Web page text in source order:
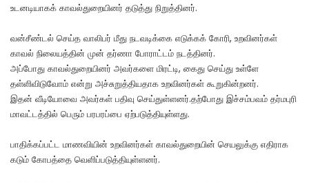
உடனடியாகக் காவல்துறையினர் தடுத்து நிறுத்தினர்.
வன்சீண்டல் செய்த வாலிபர் மீது நடவடிக்கை எடுக்கக் கோரி, உறவினர்கள்
காவல் நிலையத்தின் முன் தர்ணா போராட்டம் நடத்தினர்.
அப்போது காவல்துறையினர் அவர்களை மிரட்டி, கைது செய்து உள்ளே
தள்ளிவிடுவோம் என்று அச்சுறுத்தியதாக உறவினர்கள் கூறுகின்றனர்.
இதன் வீடியோவை அவர்கள் பதிவு செய்துள்ளனர்.தற்போது இச்சம்பவம் தர்மபுரி
மாவட்டத்தில் பெரும் பரபரப்பை ஏற்படுத்தியுள்ளது.
பாதிக்கப்பட்ட மாணவியின் உறவினர்கள் காவல்துறையின் செயலுக்கு எதிராக
கடும் கோபத்தை வெளிப்படுத்தியுள்ளனர்.